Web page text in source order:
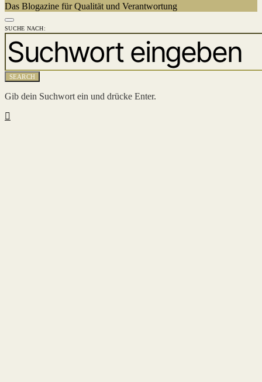
Das Blogazine für Qualität und Verantwortung
SUCHE NACH:
SEARCH
Gib dein Suchwort ein und drücke Enter.